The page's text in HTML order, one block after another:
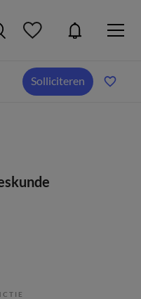
Solliciteren